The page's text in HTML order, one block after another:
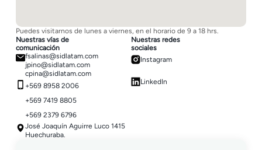
Puedes visitarnos de lunes a viernes, en el horario de 9 a 18 hrs.
Nuestras vías de
comunicación
fsalinas@sidlatam.com
jpino@sidlatam.com
cpina@sidlatam.com
+569 8958 2006
+569 7419 8805
+569 2379 6796
José Joaquín Aguirre Luco 1415
Huechuraba.
Nuestras redes
sociales
Instagram
LinkedIn